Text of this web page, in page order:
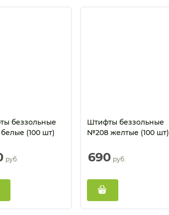
беззольные
(100 шт)
руб.
Штифты беззольные
№208 желтые (100 шт)
690 руб.